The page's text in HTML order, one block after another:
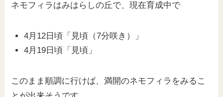
ネモフィラはみはらしの丘で、現在育成中で
4月12日頃「見頃（7分咲き）」
4月19日頃「見頃」
このまま順調に行けば、満開のネモフィラをみるこ